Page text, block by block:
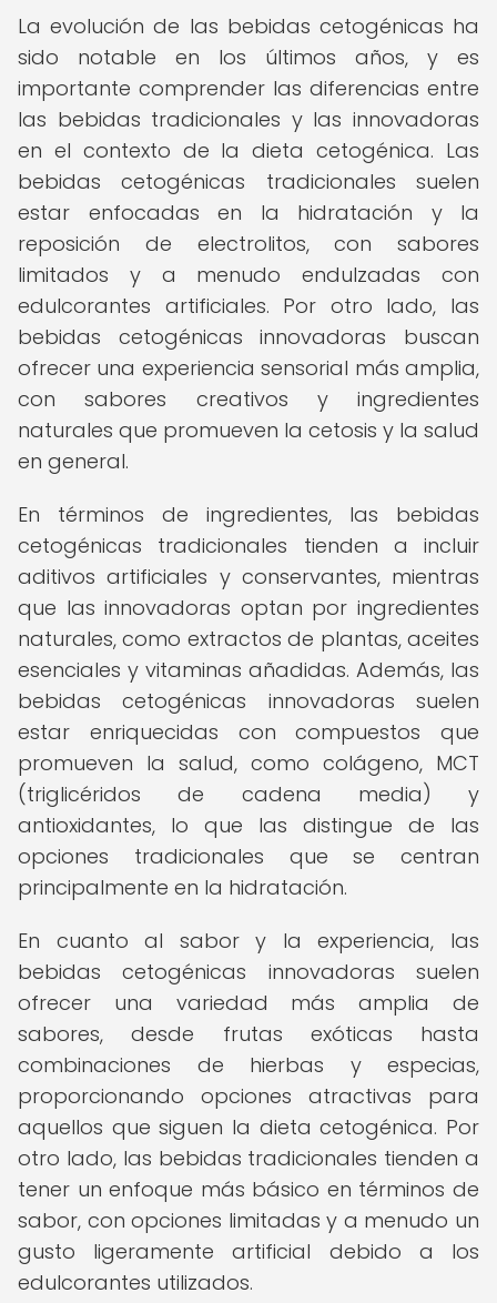
La evolución de las bebidas cetogénicas ha
sido notable en los últimos años, y es
importante comprender las diferencias entre
las bebidas tradicionales y las innovadoras
en el contexto de la dieta cetogénica. Las
bebidas cetogénicas tradicionales suelen
estar enfocadas en la hidratación y la
reposición de electrolitos, con sabores
limitados y a menudo endulzadas con
edulcorantes artificiales. Por otro lado, las
bebidas cetogénicas innovadoras buscan
ofrecer una experiencia sensorial más amplia,
con sabores creativos y ingredientes
naturales que promueven la cetosis y la salud
en general.
En términos de ingredientes, las bebidas
cetogénicas tradicionales tienden a incluir
aditivos artificiales y conservantes, mientras
que las innovadoras optan por ingredientes
naturales, como extractos de plantas, aceites
esenciales y vitaminas añadidas. Además, las
bebidas cetogénicas innovadoras suelen
estar enriquecidas con compuestos que
promueven la salud, como colágeno, MCT
(triglicéridos de cadena media) y
antioxidantes, lo que las distingue de las
opciones tradicionales que se centran
principalmente en la hidratación.
En cuanto al sabor y la experiencia, las
bebidas cetogénicas innovadoras suelen
ofrecer una variedad más amplia de
sabores, desde frutas exóticas hasta
combinaciones de hierbas y especias,
proporcionando opciones atractivas para
aquellos que siguen la dieta cetogénica. Por
otro lado, las bebidas tradicionales tienden a
tener un enfoque más básico en términos de
sabor, con opciones limitadas y a menudo un
gusto ligeramente artificial debido a los
edulcorantes utilizados.